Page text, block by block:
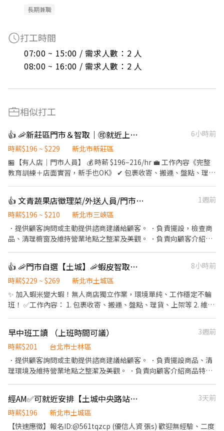
長期兼職
打工時間
07:00 ~ 15:00 / 需求人數：2 人
08:00 ~ 16:00 / 需求人數：2 人
相似打工
👍 🦐新莊區門市＆智取｜🉑就近上班超方便｜🉑免到場面試
6小時前
時薪$196 ~ $229
新北市新莊區
🏪【有人店｜門市人員】 💰 時薪 $196–216/hr 💼 工作內容《完整
教育訓練＋店面實習，新手也OK》 ✔ 包裹收寄、搬運、盤點、理貨
定晚班｜❶ 16:15–22:45 ❷ 18:45–22:45 （每週至少 2 天需 16:15
上班） 🗓 排班方式 ✔ 含假日｜週排 3–5 天 ––––––––––––––––––
⭐【智取店】 💰 時薪 $196–229/hr + 晚班獎金 $20 💼 工作內容（不
需服務客人） ✔ 包裹搬運、理貨（物流箱約 10–15kg） ✔ 作業區
17:30–23:30（每日排 2–5H） 固定夜班｜23:30–03:30 🗓 排班方式
✔ 含假日｜週排 3–5 天 –––––––––––––––––– 📍門市地點自選｜
里龍形－智取店｜龍形三街3號1樓 🔹 三重區 ⭐ 三重光復－智取店｜
光復路一段21號1樓 ⭐ 三重三民－智取店｜三民街77號1樓 ⭐ 三重慈
愛－智取店｜慈愛街74號1樓 ⭐ 三重五華－智取店｜五華街62之1號
1樓 ⭐ 三重雙園－智取店｜雙園街124號1樓 ⭐ 三重正義－智取店｜
2號1樓 ⭐ 三峽大觀－智取店｜大觀路24號1樓 ⭐ 三峽民族－智取店
｜民族街12號1樓 ⭐ 三峽永安－智取店｜永安街94號1樓 🔹 土城區
🏪 土城明德店｜明德路一段309號1樓 🏪 土城中正店｜中正路67巷
20號1樓 🏪 土城立仁店｜立仁街6號1樓 🏪 土城學府店｜學府路一段
91號1樓 ⭐ 土城延吉－智取店｜延吉街26號與28號1樓 ⭐ 土城金安
－智取店｜金安街36號1樓 ⭐ 土城裕生－智取店｜裕生路28號 🔹 中
和區 🏪 中和華福店｜華福街28號1樓 🏪 中和捷運店｜捷運路18號1
樓 🏪 中和宜安店｜宜安路149號1樓 🏪 中和自立店｜自立路23號1
👍 文青蔬果店徵理菜/外送人員/門市人員
1週前
時薪$196 ~ $210
新北市三峽區
．提供顧客詢問或主動提供諮商建議給顧客。 ．負責擺設，檢查商
品、清理櫥窗及維持營業地點之整潔及美觀。 ．負責向顧客介紹商
天結束營業前，統計銷售情形、盤點貨品存量及撰寫當日業務報
表。 目前急需6:00-10:00整理蔬果人員 若有汽/機車駕照佳 需配合
外送
👍 🦐門市自選【土城】🦐蝦皮智取店 / 免經驗、快速報到 💰時薪 229-269
8小時前
時薪$229 ~ $269
新北市土城區
✨ 加入蝦米變大蝦！無人商店獨立作業，環境單純、工作穩定不輪
班！ ✅工作內容： 1. 包裹收寄、搬運、盤點、理貨、上架等 2. 維持
門市支援 🌙🌙夜班說明🌙🌙 工作型態：為每日跑點約3–10家門市，
跑點距離約16km內 需可配合(早班/晚班)擇一於門市安排受訓 🔔需
有機車&駕照🔔 ⸻ ✅工作時間： 🔹早班：07:00-12:00、07:30-
12:30、08:00-13:00、08:30-13:30 🔹晚班：17:30-22:30、17:30-
🔹假日早班：07:00-12:00 🔹假日晚班：17:30-23:30 (上班時數為
2~6小時，一個月至少6天，依實際情況而定) ⸻ ✅工作待遇：
早中班工讀 （上班時間可議）
3週前
時薪$201
台北市士林區
．提供顧客詢問或主動提供諮商建議給顧客。 ．負責擺設商品、清
理環境及維持營業地點之整潔及美觀。 ．負責向顧客介紹商品特
經AM✅可就近安排【土城中央路站】【時薪196-201】徵加油員✅錄取率高✅
3天前
時薪$196
新北市土城區
【快速應徵】報名ID:@561tqzcp (優信人資 張s) 歡迎無經驗、二度